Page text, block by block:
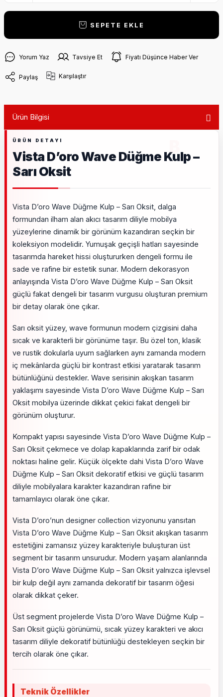
SEPETE EKLE
Yorum Yaz Tavsiye Et Fiyatı Düşünce Haber Ver
Paylaş Karşılaştır
Ürün Bilgisi
Vista D’oro Wave Düğme Kulp –
Sarı Oksit
Vista D’oro Wave Düğme Kulp – Sarı Oksit, dalga
formundan ilham alan akıcı tasarım diliyle mobilya
yüzeylerine dinamik bir görünüm kazandıran seçkin bir
koleksiyon modelidir. Yumuşak geçişli hatları sayesinde
tasarımda hareket hissi oluştururken dengeli formu ile
sade ve rafine bir estetik sunar. Modern dekorasyon
anlayışında Vista D’oro Wave Düğme Kulp – Sarı Oksit
güçlü fakat dengeli bir tasarım vurgusu oluşturan premium
bir detay olarak öne çıkar.
Sarı oksit yüzey, wave formunun modern çizgisini daha
sıcak ve karakterli bir görünüme taşır. Bu özel ton, klasik
ve rustik dokularla uyum sağlarken aynı zamanda modern
iç mekânlarda güçlü bir kontrast etkisi yaratarak tasarım
bütünlüğünü destekler. Wave serisinin akışkan tasarım
yaklaşımı sayesinde Vista D’oro Wave Düğme Kulp – Sarı
Oksit mobilya üzerinde dikkat çekici fakat dengeli bir
görünüm oluşturur.
Kompakt yapısı sayesinde Vista D’oro Wave Düğme Kulp –
Sarı Oksit çekmece ve dolap kapaklarında zarif bir odak
noktası haline gelir. Küçük ölçekte dahi Vista D’oro Wave
Düğme Kulp – Sarı Oksit dekoratif etkisi ve güçlü tasarım
diliyle mobilyalara karakter kazandıran rafine bir
tamamlayıcı olarak öne çıkar.
Vista D’oro’nun designer collection vizyonunu yansıtan
Vista D’oro Wave Düğme Kulp – Sarı Oksit akışkan tasarım
estetiğini zamansız yüzey karakteriyle buluşturan üst
segment bir tasarım unsurudur. Modern yaşam alanlarında
Vista D’oro Wave Düğme Kulp – Sarı Oksit yalnızca işlevsel
bir kulp değil aynı zamanda dekoratif bir tasarım öğesi
olarak dikkat çeker.
Üst segment projelerde Vista D’oro Wave Düğme Kulp –
Sarı Oksit güçlü görünümü, sıcak yüzey karakteri ve akıcı
tasarım diliyle dekoratif bütünlüğü destekleyen seçkin bir
tercih olarak öne çıkar.
Teknik Özellikler